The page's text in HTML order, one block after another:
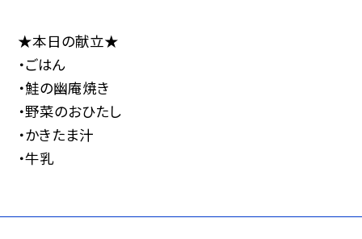
★本日の献立★
・ごはん
・鮭の幽庵焼き
・野菜のおひたし
・かきたま汁
・牛乳